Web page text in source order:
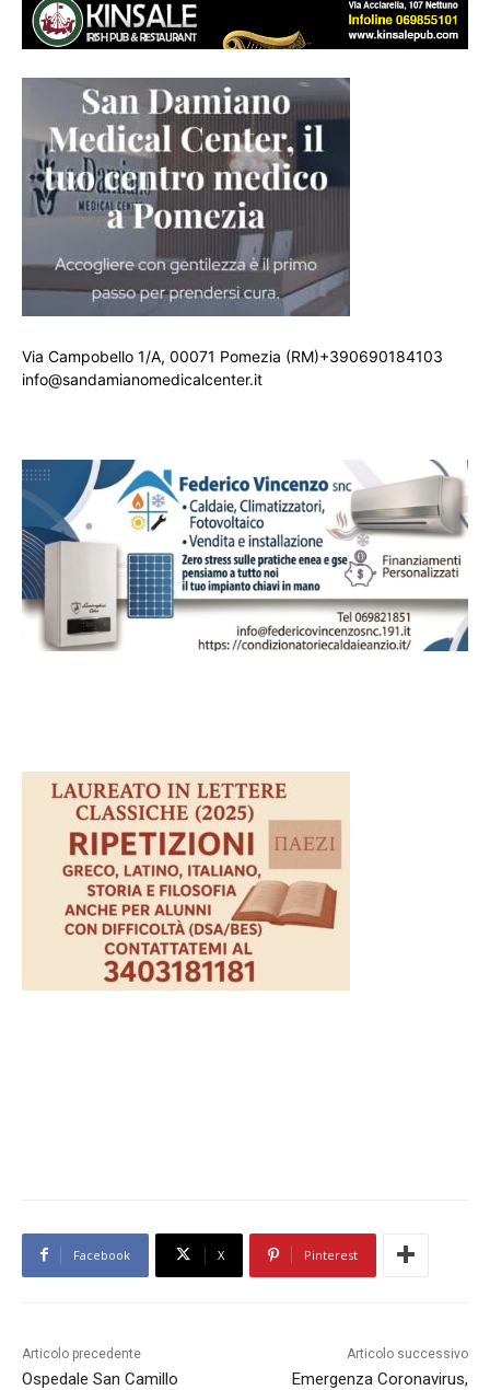
Via Campobello 1/A, 00071 Pomezia (RM)+390690184103
info@sandamianomedicalcenter.it
Facebook X Pinterest
Articolo precedente
Ospedale San Camillo
Articolo successivo
Emergenza Coronavirus,